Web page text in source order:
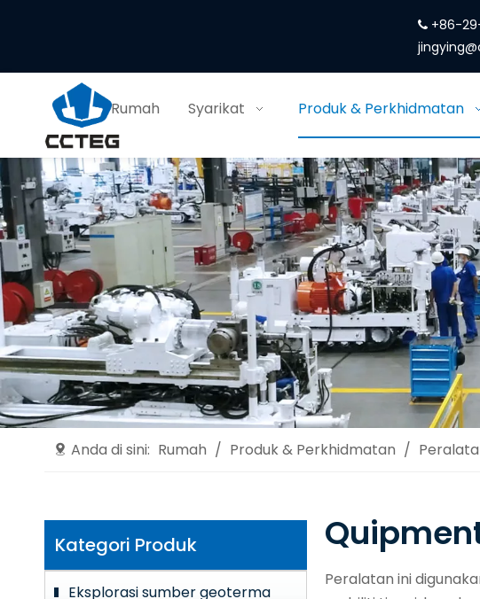
 +86-
Rumah Syarikat Produk & Perkhidmatan
Anda di sini: Rumah / Produk & Perkhidmatan /
Kategori Produk
Eksplorasi sumber geoterma
Peralatan ini